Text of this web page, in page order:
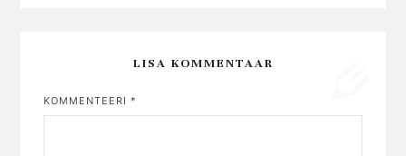
LISA KOMMENTAAR
KOMMENTEERI*